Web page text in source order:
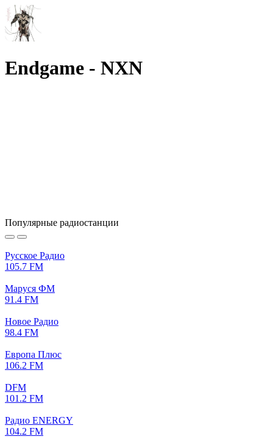
Endgame - NXN
Популярные радиостанции
Русское Радио
105.7 FM
Маруся ФМ
91.4 FM
Новое Радио
98.4 FM
Европа Плюс
106.2 FM
DFM
101.2 FM
Радио ENERGY
104.2 FM